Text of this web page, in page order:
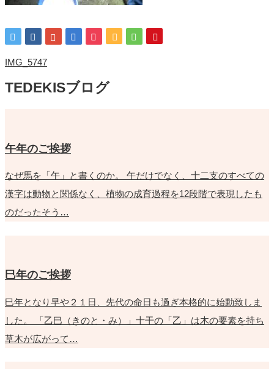
IMG_5747
TEDEKISブログ
午年のご挨拶
なぜ馬を「午」と書くのか。 午だけでなく、十二支のすべての
漢字は動物と関係なく、植物の成育過程を12段階で表現したも
のだったそう…
巳年のご挨拶
巳年となり早や２１日、先代の命日も過ぎ本格的に始動致しま
した。 「乙巳（きのと・み）」十干の「乙」は木の要素を持ち
草木が広がって…